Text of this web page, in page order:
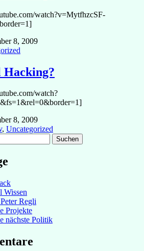
watch?v=MytfhzcSF-
8, 2009
Hacking?
watch?
8, 2009
, Uncategorized
Wissen
Regli
Projekte
nächste Politik